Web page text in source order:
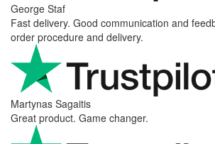
George Staf
Fast delivery. Good communication and
order procedure and delivery.
Martynas Sagaitis
Great product. Game changer.